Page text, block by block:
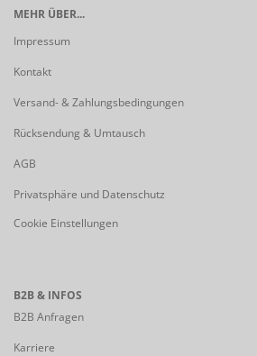
MEHR ÜBER...
Impressum
Kontakt
Versand- & Zahlungsbedingungen
Rücksendung & Umtausch
AGB
Privatsphäre und Datenschutz
Cookie Einstellungen
B2B & INFOS
B2B Anfragen
Karriere